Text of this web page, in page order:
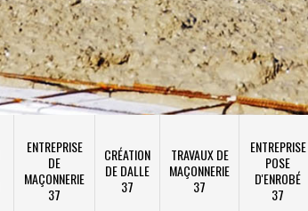
ENTREPRISE
DE
MAÇONNERIE
37
CRÉATION
DE DALLE
37
TRAVAUX DE
MAÇONNERIE
37
ENTREPRISE
POSE
D'ENROBÉ
37